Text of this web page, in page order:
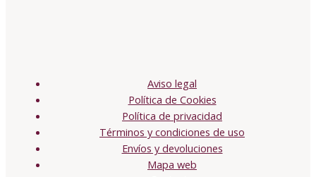
Aviso legal
Política de Cookies
Política de privacidad
Términos y condiciones de uso
Envíos y devoluciones
Mapa web